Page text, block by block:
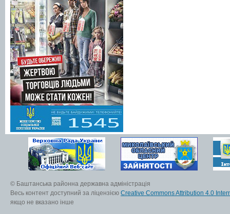
© Баштанська районна державна адміністрація
Весь контент доступний за ліцензією Creative Commons Attribution 4.0
якщо не вказано інше